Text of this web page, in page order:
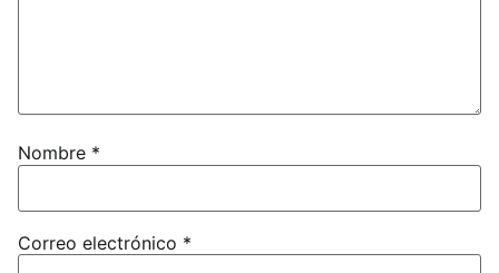
Nombre *
Correo electrónico *